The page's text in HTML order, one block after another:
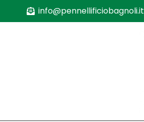
info@pennellificiobagnoli.it